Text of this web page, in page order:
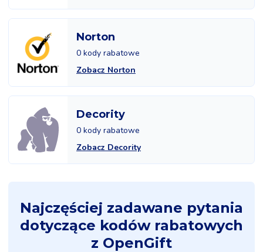
Norton
0 kody rabatowe
Zobacz Norton
Decority
0 kody rabatowe
Zobacz Decority
Najczęściej zadawane pytania
dotyczące kodów rabatowych
z OpenGift